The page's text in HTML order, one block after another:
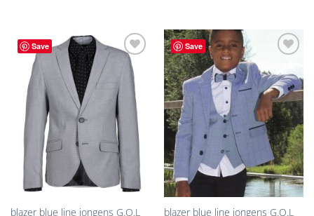
Save
verlanglijst
toevoegen
blazer blue line jongens G.O.L
Save
verlanglijst
toevoegen
blazer blue line jongens G.O.L